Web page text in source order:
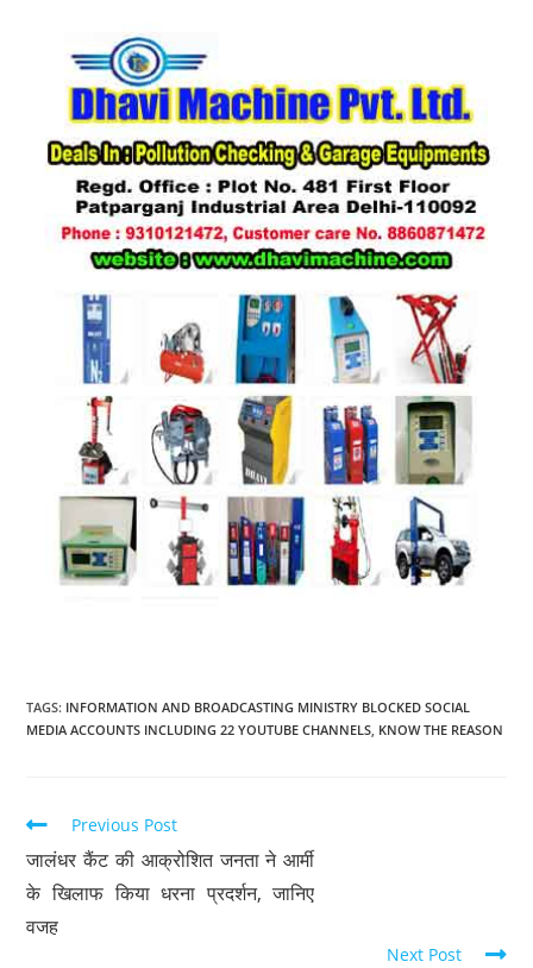
a
c
e
b
o
o
k
h
at
s
A
p
p
el
e
gr
a
m
e
TAGS: INFORMATION AND BROADCASTING MINISTRY BLOCKED SOCIAL
MEDIA ACCOUNTS INCLUDING 22 YOUTUBE CHANNELS, KNOW THE REASON
Previous Post
जालंधर कैंट की आक्रोशित जनता ने आर्मी
के खिलाफ किया धरना प्रदर्शन, जानिए
वजह
Next Post